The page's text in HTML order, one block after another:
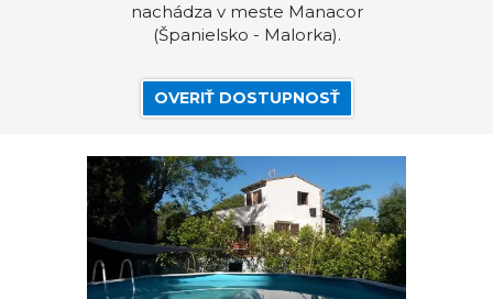
nachádza v meste Manacor
(Španielsko - Malorka).
OVERIŤ DOSTUPNOSŤ